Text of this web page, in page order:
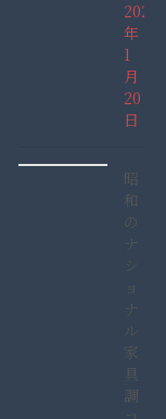
2022
年
1
月
20
日
昭
和
の
ナ
シ
ョ
ナ
ル
家
具
調